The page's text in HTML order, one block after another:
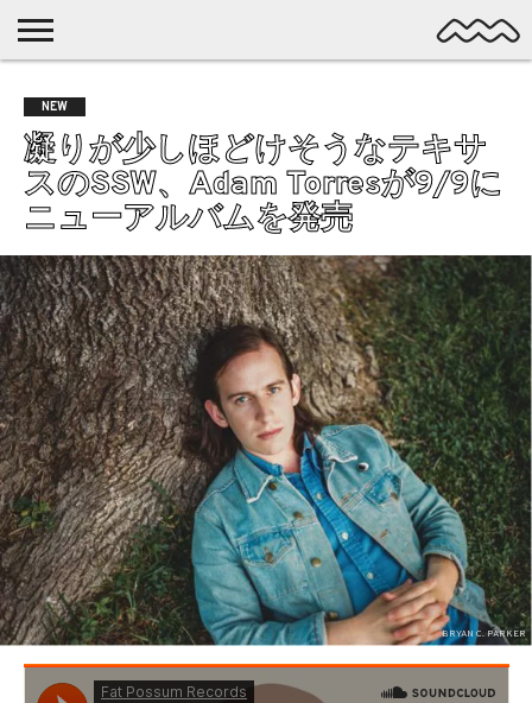
MUSIC
LATEST
POSTS
SPOTLIGHT
NYP
/ DL
DISCOVERY
POP
ALTERNATIVE
ELECTRONIC
SSW
PSYCH
DREAMPOP
POSTPUNK
LO-
FI
GARAGE
EXPERIMENTAL
SYNTHPOP
PUNK
SHOEGAZE
SOUL
BEDROOM
R&B
NEW
凝りが少しほどけそうなテキサ
スのSSW、Adam Torresが9/9に
ニューアルバムを発売
BRYAN C. PARKER